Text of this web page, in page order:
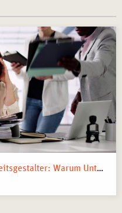
Von der Fachkraft zum Gesundheitsgestalter: Warum Unternehmen 2026 Business Health Coaches brauchen